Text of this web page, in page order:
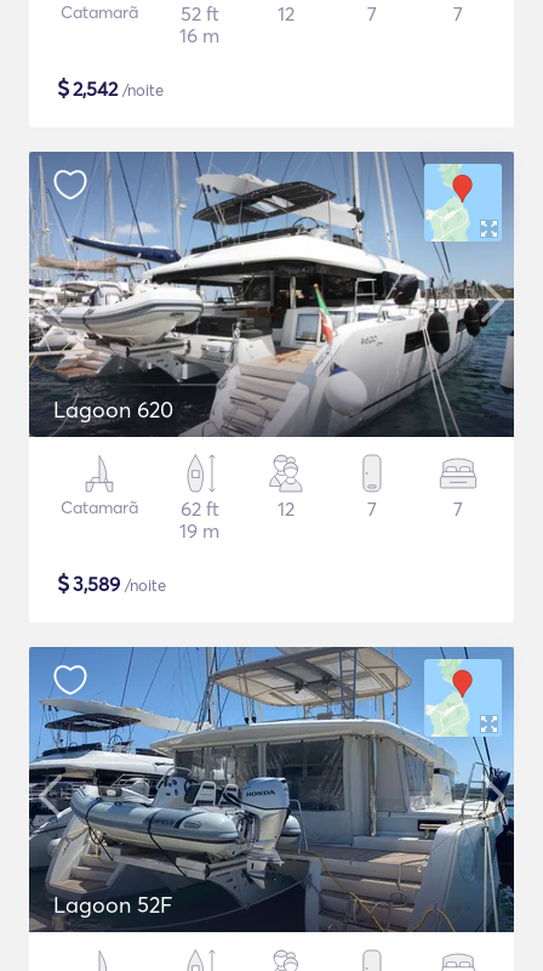
Catamarã
52 ft
16 m
12 7 7
$2,542/noite
Lagoon 620
Catamarã
62 ft
19 m
12 7 7
$3,589 /noite
Lagoon 52F